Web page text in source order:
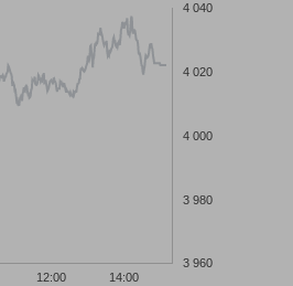
12:00 14:00
3 960
3 980
4 000
4 020
4 040